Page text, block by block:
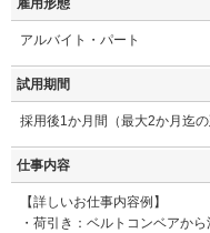
アルバイト・パート
試用期間
採用後1か月間（最大2か月迄の
仕事内容
【詳しいお仕事内容例】
・荷引き：ベルトコンベアか